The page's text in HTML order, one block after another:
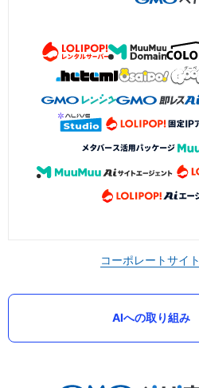
コーポレートサイト
AIへの取り組み